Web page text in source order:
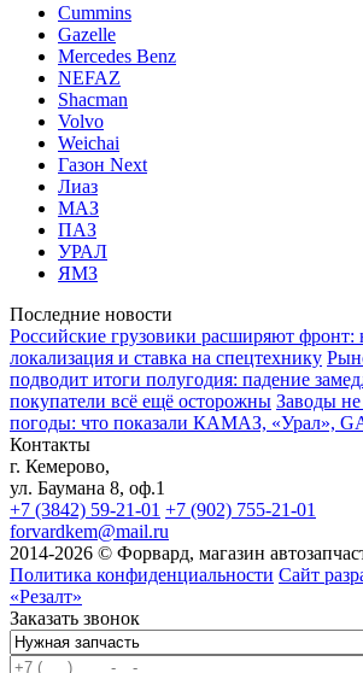
Cummins
Gazelle
Mercedes Benz
NEFAZ
Shacman
Volvo
Weichai
Газон Next
Лиаз
МАЗ
ПАЗ
УРАЛ
ЯМЗ
Последние новости
Российские грузовики расширяют фронт:
локализация и ставка на спецтехнику
подводит итоги полугодия: падение
покупатели всё ещё осторожны Заводы
погоды: что показали КАМАЗ, «Урал»,
Контакты
г. Кемерово,
ул. Баумана 8, оф.1
+7 (3842) 59-21-01 +7 (902) 755-21-01
forvardkem@mail.ru
2014-2026 © Форвард, магазин
Политика конфиденциальности Сайт
«Резалт»
Заказать звонок